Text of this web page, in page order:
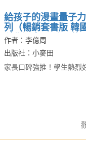
給孩子的漫畫量子
列（暢銷套書版 韓
科學漫畫 全系列共
作者：李億周
出版社：小麥田
家長口碑強推！學生熱烈